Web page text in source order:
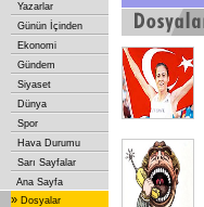
Yazarlar
Günün İçinden
Ekonomi
Gündem
Siyaset
Dünya
Spor
Hava Durumu
Sarı Sayfalar
Ana Sayfa
» Dosyalar